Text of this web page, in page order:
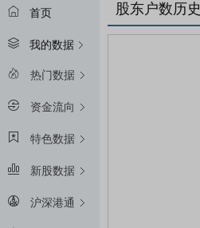
首页
我的数据
热门数据
资金流向
特色数据
新股数据
沪深港通
股东户数历